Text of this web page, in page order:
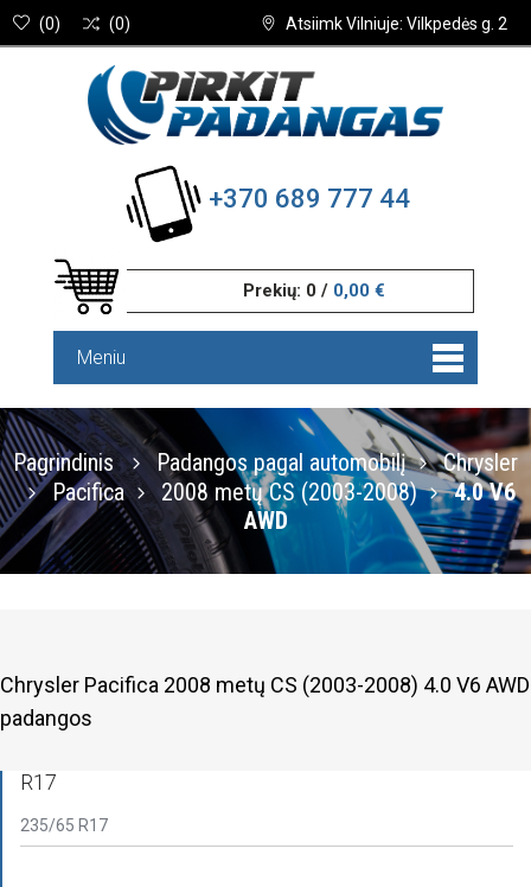
Atsiimk Vilniuje: Vilkpedės g. 2
(0) (0)
+370 689 777 44
Prekių: 0 / 0,00 €
Meniu
Pagrindinis Padangos pagal automobilį
Chrysler
Pacifica
2008 metų CS (2003-2008)
4.0 V6
AWD
Chrysler Pacifica 2008 metų CS (2003-2008) 4.0 V6 AWD
padangos
R17
235/65 R17